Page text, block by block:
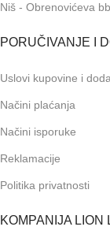
Niš - Obrenovićeva
PORUČIVANJE I
Uslovi kupovine i
Načini plaćanja
Načini isporuke
Reklamacije
Politika privatnosti
KOMPANIJA LION